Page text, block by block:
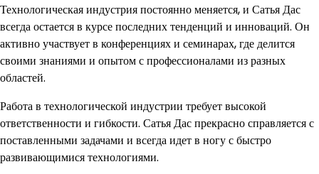
Технологическая индустрия постоянно меняется, и Сатья Дас
всегда остается в курсе последних тенденций и инноваций. Он
активно участвует в конференциях и семинарах, где делится
своими знаниями и опытом с профессионалами из разных
областей.
Работа в технологической индустрии требует высокой
ответственности и гибкости. Сатья Дас прекрасно справляется с
поставленными задачами и всегда идет в ногу с быстро
развивающимися технологиями.